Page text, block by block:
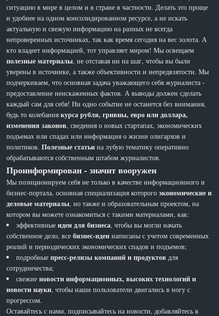
ситуацию в мире в целом и в стране в частности. Делать это проще
и удобнее на одном консолидированном ресурсе, а не искать
актуальную и свежую информацию на разных не всегда
непроверенных источниках, так как время сегодня на вес золота. А
кто владеет информацией, тот управляет миром! Мы освещаем
полезные материалы, не отставая ни на шаг, чтобы вы были
уверены в источнике, а также объективности и непредвзятости. Мы
подчеркиваем, что основная задача уважающего себя журналиста -
предоставление неискаженных фактов. А выводы должен сделать
каждый сам для себя! Ни одно событие не останется без внимания,
будь то колебаниякурса рубля, гривны, евро или доллара,
изменения законов, сведения о новых стартапах, экономических
подъемах или спадах или информация о жизни олигархов и
политиков.Полезные статьи на лубую тематику оперативно
обрабатываются собственным штабом журналистов.
Проинформирован - значит вооружен
Мы позиционируем себя не только в качестве информационного и
бизнес-портала, основная специализация которогоэкономические и
деловые материалы, но также и образовательным проектом, на
котором вы можете ознакомиться с такими материалами, как:
эффективныеидеи для бизнеса, чтобы вы могли начать
собственное дело, всебизнес-идеи написаны с учетом современных
реалий и периодических экономических спадов и подъемов;
подробныепресс-релизы компаний и продуктов для
сотрудничества;
свежиеновости информационных, высоких технологий и
новости науки, чтобы наши пользователи двигались в ногу с
прогрессом.
Оставайтесь с нами, подписывайтесь на новости, добавляйтесь в